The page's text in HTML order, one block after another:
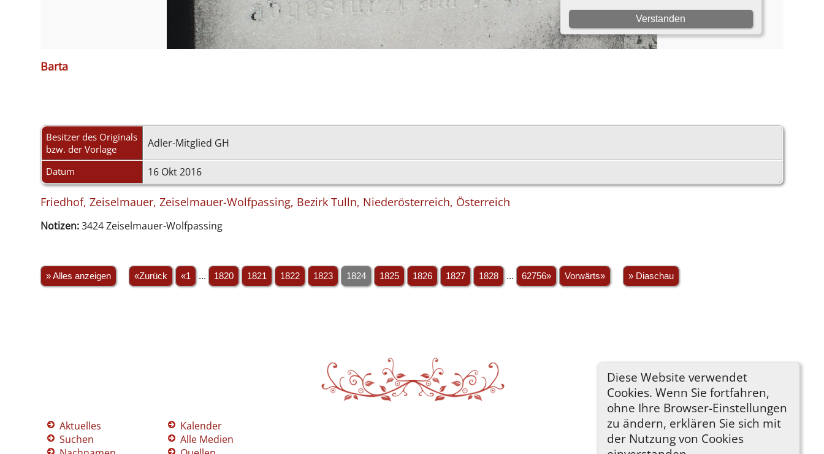
Diese Website verwendet
Cookies. Wenn Sie fortfahren,
ohne Ihre Browser-Einstellungen
zu ändern, erklären Sie sich mit
der Nutzung von Cookies
Barta
Besitzer des Originals
bzw. der Vorlage
Adler-Mitglied GH
Datum 16 Okt 2016
Friedhof, Zeiselmauer, Zeiselmauer-Wolfpassing, Bezirk Tulln, Niederösterreich, Österreich
Notizen:3424 Zeiselmauer-Wolfpassing
» Alles anzeigen «Zurück «1 ... 1820 1821 1822 1823 1824 1825 1826 1827 1828 ... 62756» Vorwärts» » Diaschau
Aktuelles
Suchen
Kalender
Alle Medien